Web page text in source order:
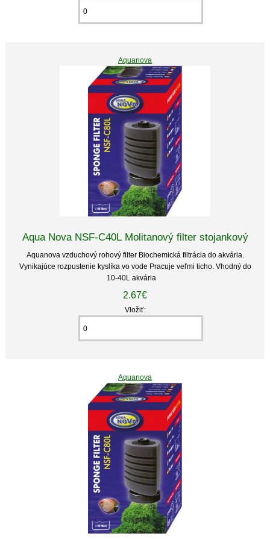
Aquanova
Aqua Nova NSF-C40L Molitanový filter stojankový
Aquanova vzduchový rohový filter Biochemická filtrácia do akvária.
Vynikajúce rozpustenie kyslíka vo vode Pracuje veľmi ticho. Vhodný do
10-40L akvária
2.67€
Vložiť:
Aquanova